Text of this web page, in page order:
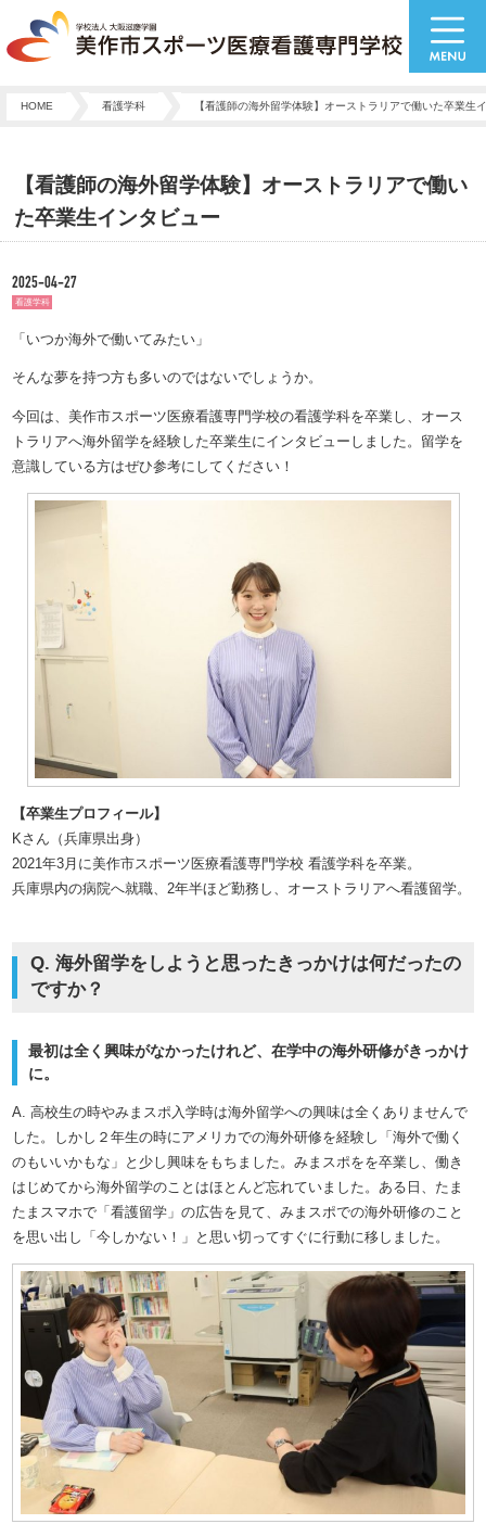
HOME 看護学科 【看護師の海外留学体験】オーストラリアで働いた卒業生
【看護師の海外留学体験】オーストラリアで働い
た卒業生インタビュー
2025-04-27
看護学科
「いつか海外で働いてみたい」
そんな夢を持つ方も多いのではないでしょうか。
今回は、美作市スポーツ医療看護専門学校の看護学科を卒業し、オース
トラリアへ海外留学を経験した卒業生にインタビューしました。留学を
意識している方はぜひ参考にしてください！
【卒業生プロフィール】
Kさん（兵庫県出身）
2021年3月に美作市スポーツ医療看護専門学校 看護学科を卒業。
兵庫県内の病院へ就職、2年半ほど勤務し、オーストラリアへ看護留学。
Q. 海外留学をしようと思ったきっかけは何だったの
ですか？
最初は全く興味がなかったけれど、在学中の海外研修がきっかけ
に。
A. 高校生の時やみまスポ入学時は海外留学への興味は全くありませんで
した。しかし２年生の時にアメリカでの海外研修を経験し「海外で働く
のもいいかもな」と少し興味をもちました。みまスポをを卒業し、働き
はじめてから海外留学のことはほとんど忘れていました。ある日、たま
たまスマホで「看護留学」の広告を見て、みまスポでの海外研修のこと
を思い出し「今しかない！」と思い切ってすぐに行動に移しました。